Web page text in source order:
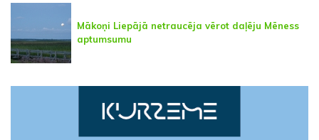
Mākoņi Liepājā netraucēja vērot daļēju Mēness
aptumsumu